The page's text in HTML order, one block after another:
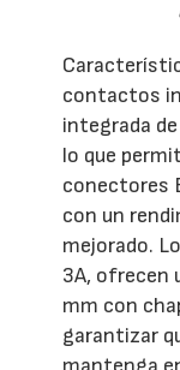
contactos
integrada
lo que
conectores
con un
mejorado.
3A, ofrecen
mm con
garantizar